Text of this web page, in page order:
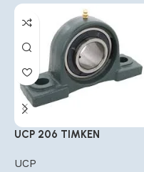
UCP 206 TIMKEN
UCP